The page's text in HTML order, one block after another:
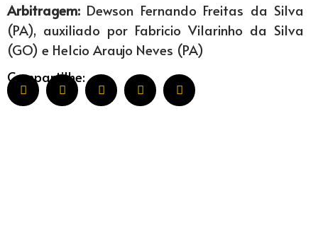
Arbitragem: Dewson Fernando Freitas da Silva
(PA), auxiliado por Fabricio Vilarinho da Silva
(GO) e Helcio Araujo Neves (PA)
Compartilhe: